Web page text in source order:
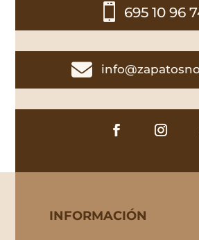
 695 10 96

INFORMACIÓN